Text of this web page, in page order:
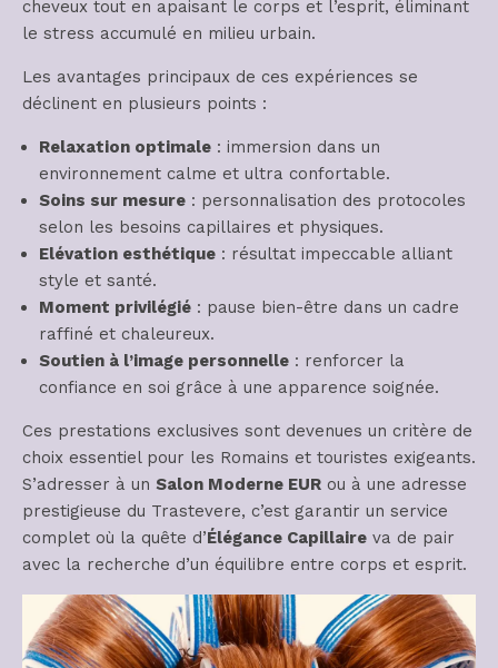
cheveux tout en apaisant le corps et l’esprit, éliminant
le stress accumulé en milieu urbain.
Les avantages principaux de ces expériences se
déclinent en plusieurs points :
Relaxation optimale : immersion dans un
environnement calme et ultra confortable.
Soins sur mesure : personnalisation des protocoles
selon les besoins capillaires et physiques.
Elévation esthétique : résultat impeccable alliant
style et santé.
Moment privilégié : pause bien-être dans un cadre
raffiné et chaleureux.
Soutien à l’image personnelle : renforcer la
confiance en soi grâce à une apparence soignée.
Ces prestations exclusives sont devenues un critère de
choix essentiel pour les Romains et touristes exigeants.
S’adresser à un Salon Moderne EUR ou à une adresse
prestigieuse du Trastevere, c’est garantir un service
complet où la quête d’Élégance Capillaire va de pair
avec la recherche d’un équilibre entre corps et esprit.